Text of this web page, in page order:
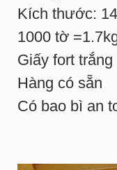
Kích thước:
1000 tờ
Giấy fort trắng
Hàng có sẵn
Có bao bì an